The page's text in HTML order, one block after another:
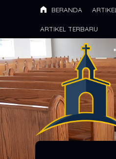
BERANDA ARTIKEL
ARTIKEL TERBARU